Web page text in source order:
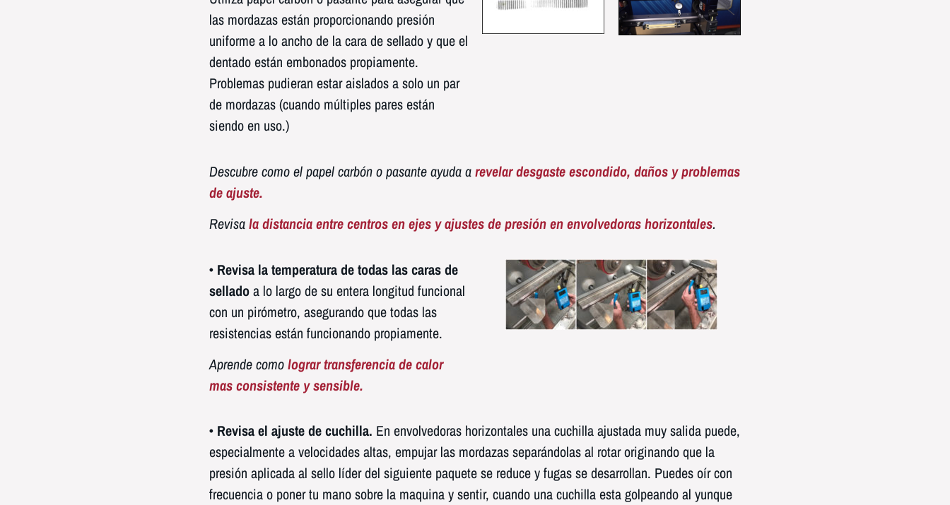
las mordazas están proporcionando presión
uniforme a lo ancho de la cara de sellado y que el
dentado están embonados propiamente.
Problemas pudieran estar aislados a solo un par
de mordazas (cuando múltiples pares están
siendo en uso.)
Descubre como el papel carbón o pasante ayuda arevelar desgaste escondido, daños y problemas
de ajuste.
Revisala distancia entre centros en ejes y ajustes de presión en envolvedoras horizontales.
• Revisa la temperatura de todas las caras de
selladoa lo largo de su entera longitud funcional
con un pirómetro, asegurando que todas las
resistencias están funcionando propiamente.
Aprende comolograr transferencia de calor
mas consistente y sensible.
• Revisa el ajuste de cuchilla. En envolvedoras horizontales una cuchilla ajustada muy salida puede,
especialmente a velocidades altas, empujar las mordazas separándolas al rotar originando que la
presión aplicada al sello líder del siguiente paquete se reduce y fugas se desarrollan. Puedes oír con
frecuencia o poner tu mano sobre la maquina y sentir, cuando una cuchilla esta golpeando al yunque